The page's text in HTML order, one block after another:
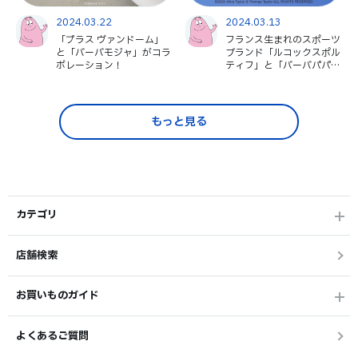
2024.03.22
「プラス ヴァンドーム」
と「バーバモジャ」がコラ
ボレーション！
2024.03.13
フランス生まれのスポーツ
ブランド「ルコックスポル
ティフ」と「バーバパパ」
もっと見る
カテゴリ
店舗検索
お買いものガイド
よくあるご質問